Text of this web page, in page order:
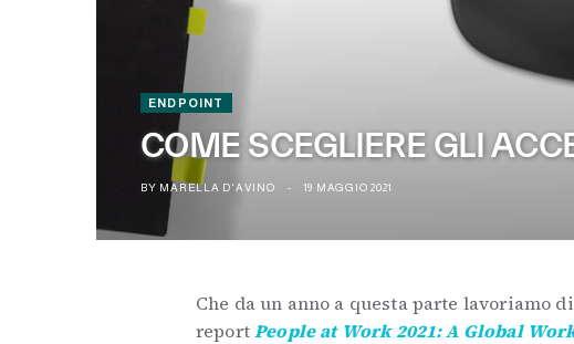
ENDPOINT
COME SCEGLIERE GLI
BY MARELLA D'AVINO 19 MAGGIO 2021
Che da un anno a questa parte lavoriamo
reportPeople at Work 2021: A Global